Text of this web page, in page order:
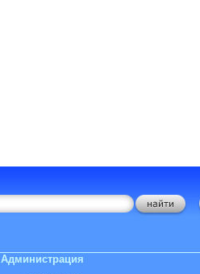
Администрация